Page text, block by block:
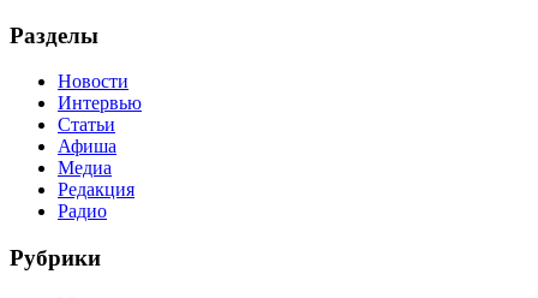
Разделы
Новости
Интервью
Статьи
Афиша
Медиа
Редакция
Радио
Рубрики